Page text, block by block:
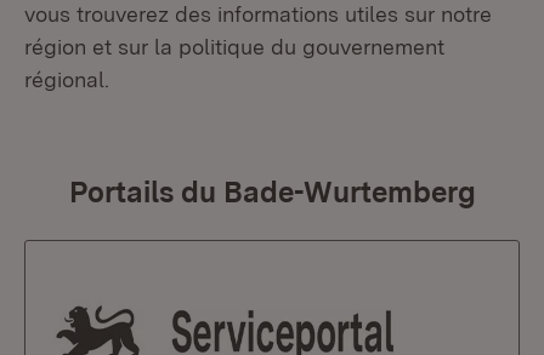
vous trouverez des informations utiles sur notre
région et sur la politique du gouvernement
régional.
Portails du Bade-Wurtemberg